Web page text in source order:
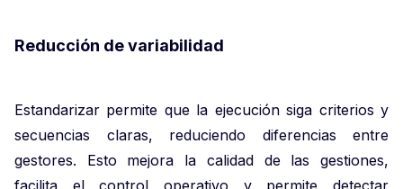
Reducción de variabilidad
Estandarizar permite que la ejecución siga criterios y
secuencias claras, reduciendo diferencias entre
gestores. Esto mejora la calidad de las gestiones,
facilita el control operativo y permite detectar